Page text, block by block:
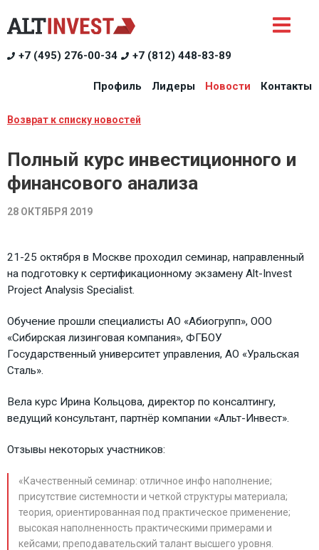
+7 (495) 276-00-34 +7 (812) 448-83-89
Профиль Лидеры Новости Контакты
Возврат к списку новостей
Полный курс инвестиционного и
финансового анализа
28 ОКТЯБРЯ 2019
21-25 октября в Москве проходил семинар, направленный
на подготовку к сертификационному экзамену Alt-Invest
Project Analysis Specialist.
Обучение прошли специалисты АО «Абиогрупп», ООО
«Сибирская лизинговая компания», ФГБОУ
Государственный университет управления, АО «Уральская
Сталь».
Вела курс Ирина Кольцова, директор по консалтингу,
ведущий консультант, партнёр компании «Альт-Инвест».
Отзывы некоторых участников:
«Качественный семинар: отличное инфо наполнение;
присутствие системности и четкой структуры материала;
теория, ориентированная под практическое применение;
высокая наполненность практическими примерами и
кейсами; преподавательский талант высшего уровня.